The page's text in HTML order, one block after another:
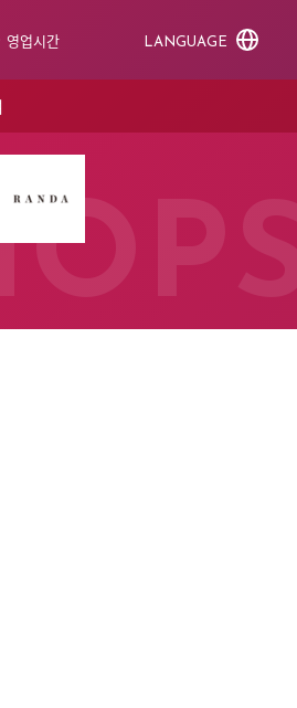
영업시간 LANGUAGE